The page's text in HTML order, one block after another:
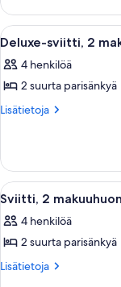
makuuhuone
Avaa
kaikki
huonetyypin
Deluxe-
sviitti,
kuvat
13
Deluxe-sviitti, 2
4 henkilöä
2 suurta parisänkyä
Lisätietoja
Lisätietoja
2
makuuhuonetta
Avaa
kaikki
huonetyypin
Sviitti,
2
13
Sviitti, 2
4 henkilöä
2 suurta parisänkyä
Lisätietoja
Lisätietoja